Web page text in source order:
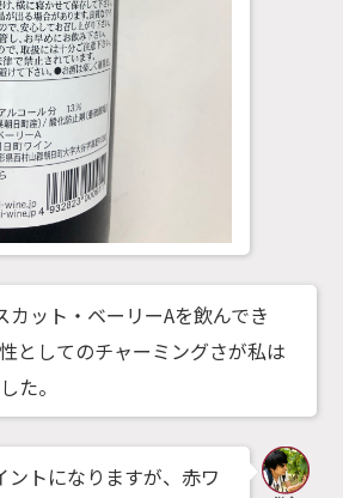
カット・ベーリーAを飲んでき
としてのチャーミングさが私は
た。
ントになりますが、赤ワ